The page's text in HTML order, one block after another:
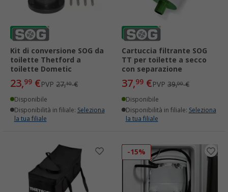
Kit di conversione SOG da
toilette Thetford a
toilette Dometic
23,99 €PVP 27,10€
Disponibile
Disponibilità in filiale: Seleziona
la tua filiale
Cartuccia filtrante SOG
TT per toilette a secco
con separazione
37,99 €PVP 39,00€
Disponibile
Disponibilità in filiale: Seleziona
la tua filiale
-15%